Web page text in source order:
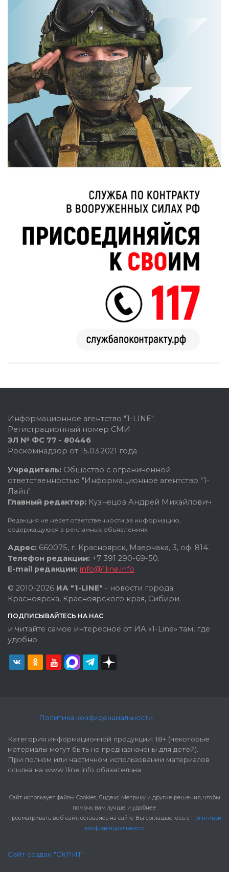
Информационное агентство "1-LINE"
Регистрационный номер СМИ
ЭЛ № ФС 77 - 80446
Роскомнадзор от 15.03.2021 года
Учредитель: Общество с ограниченной
ответственностью "Информационное агентство "1-
Лайн"
Главный редактор: Кузнецов Андрей Михайлович
Редакция не несет ответственности за информацию,
содержащуюся в рекламных объявлениях.
Адрес: 660075, г. Красноярск, Маерчака, 3, оф. 814.
Телефон редакции: +7 391 290-69-50.
E-mail редакции: info@1line.info
© 2010-2026 ИА "1-LINE" - новости города
Красноярска, Красноярского края, Сибири.
ПОДПИСЫВАЙТЕСЬ НА НАС
и читайте самое интересное от ИА «1-Line» там, где
удобно
Политика конфиденциальности
Категория информационной продукции: 18+ (некоторые
материалы могут быть не предназначены для детей).
При полном или частичном использовании материалов
ссылка на www.1line.info обязательна.
Cайт использует файлы Cookies, Яндекс Метрику и другие решения, чтобы
помочь вам лучше и удобнее
просматривать веб-сайт, оставаясь на сайте Вы соглашаетесь с Политикой
конфиденциальности
Сайт создан "СКРИТ"